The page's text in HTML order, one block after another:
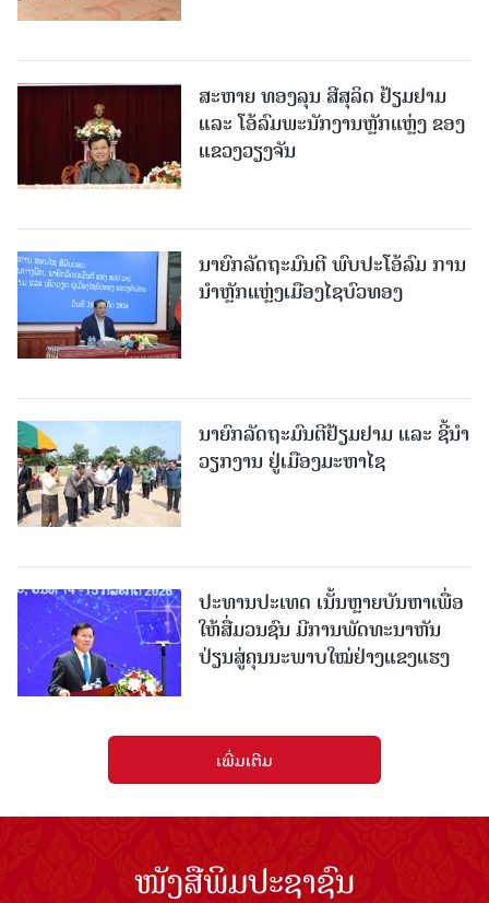
ສະຫາຍ ທອງລຸນ ສີສຸລິດ ຢ້ຽມຢາມ
ແລະ ໂອ້ລົມພະນັກງານຫຼັກແຫຼ່ງ ຂອງ
ແຂວງວຽງຈັນ
ນາຍົກລັດຖະມົນຕີ ພົບປະໂອ້ລົມ ການ
ນຳຫຼັກແຫຼ່ງເມືອງໄຊບົວທອງ
ນາຍົກລັດຖະມົນຕີຢ້ຽມຢາມ ແລະ ຊີ້ນຳ
ວຽກງານ ຢູ່ເມືອງມະຫາໄຊ
ປະທານປະເທດ ເນັ້ນຫຼາຍບັນຫາເພື່ອ
ໃຫ້ສື່ມວນຊົນ ມີການພັດທະນາຫັນ
ປ່ຽນສູ່ຄຸນນະພາບໃໝ່ຢ່າງແຂງແຮງ
ເພີ່ມເຕີມ
ໜັງສືພິມປະຊາຊົນ